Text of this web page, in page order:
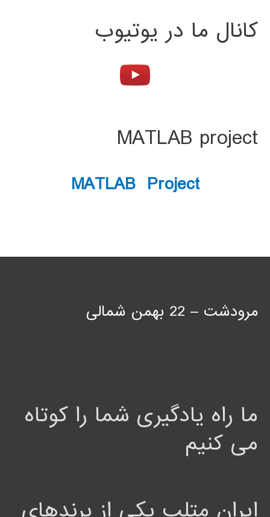
کانال ما در یوتیوب
MATLAB project
MATLAB Project
مرودشت – 22 بهمن شمالی
ما راه یادگیری شما را کوتاه
می کنیم